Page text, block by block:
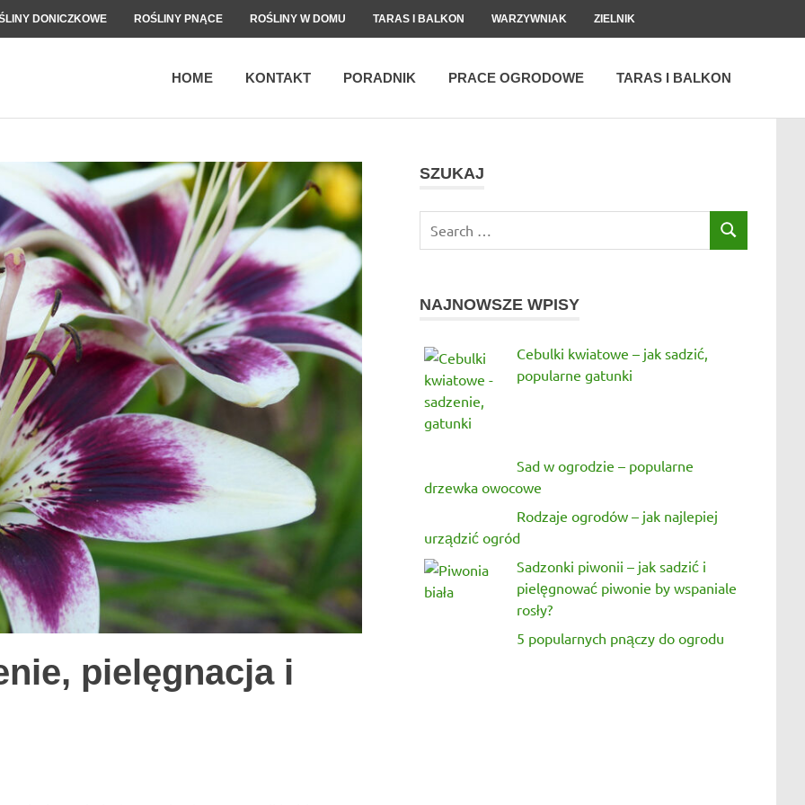
DONICZKOWE ROŚLINY PNĄCE ROŚLINY W DOMU TARAS I BALKON WARZYWNIAK ZIELNIK
HOME KONTAKT PORADNIK PRACE OGRODOWE TARAS I BALKON
pielęgnacja i
SZUKAJ
SEARCH
NAJNOWSZE WPISY
Cebulki kwiatowe – jak sadzić,
popularne gatunki
Sad w ogrodzie – popularne
drzewka owocowe
Rodzaje ogrodów – jak najlepiej
urządzić ogród
Sadzonki piwonii – jak sadzić i
pielęgnować piwonie by wspaniale
rosły?
5 popularnych pnączy do ogrodu